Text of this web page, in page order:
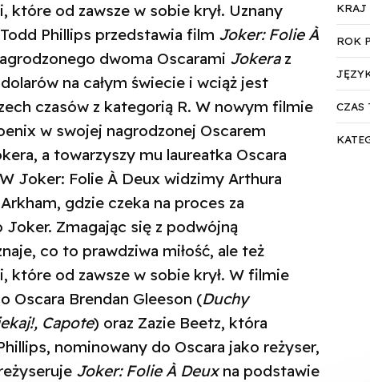
które od zawsze w sobie krył. Uznany
Phillips przedstawia film Joker: Folie À
dwoma Oscarami Jokeraz
na całym świecie i wciąż jest
czasów z kategorią R. W nowym filmie
w swojej nagrodzonej Oscarem
a towarzyszy mu laureatka Oscara
Joker: Folie À Deux widzimy Arthura
gdzie czeka na proces za
Joker. Zmagając się z podwójną
co to prawdziwa miłość, ale też
które od zawsze w sobie krył. W filmie
Oscara Brendan Gleeson (Duchy
Capote) oraz Zazie Beetz, która
nominowany do Oscara jako reżyser,
Joker: Folie À Deuxna podstawie
KRAJ
ROK
CZAS